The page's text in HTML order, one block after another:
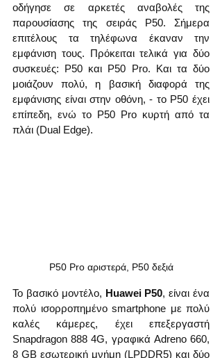
οδήγησε σε αρκετές αναβολές της
παρουσίασης της σειράς P50. Σήμερα
επιτέλους τα τηλέφωνα έκαναν την
εμφάνιση τους. Πρόκειται τελικά για δύο
συσκευές: P50 και P50 Pro. Και τα δύο
μοιάζουν πολύ, η βασική διαφορά της
εμφάνισης είναι στην οθόνη, - το P50 έχει
επίπεδη, ενώ το P50 Pro κυρτή από τα
πλάι (Dual Edge).
P50 Pro αριστερά, P50 δεξιά
Το βασικό μοντέλο, Huawei P50, είναι ένα
πολύ ισορροπημένο smartphone με πολύ
καλές κάμερες, έχει επεξεργαστή
Snapdragon 888 4G, γραφικά Adreno 660,
8 GB εσωτερική μνήμη (LPDDR5) και δύο